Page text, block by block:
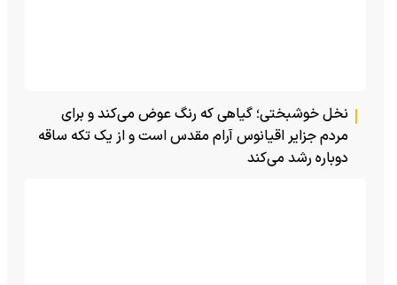
نخل خوشبختی؛ گیاهی که رنگ عوض می‌کند و برای
مردم جزایر اقیانوس آرام مقدس است و از یک تکه ساقه
دوباره رشد می‌کند